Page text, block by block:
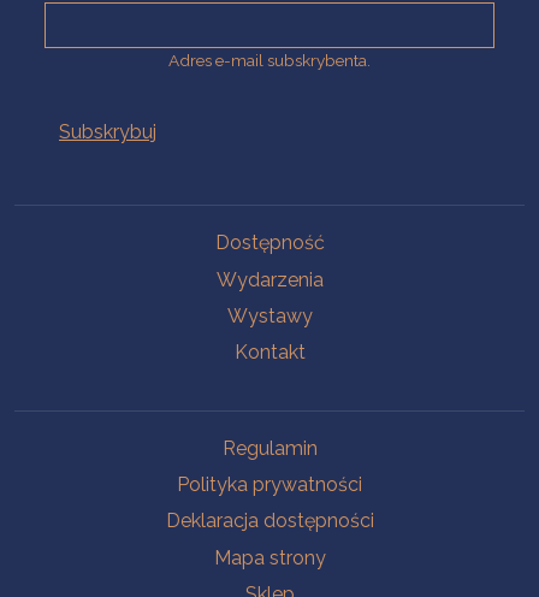
Adres e-mail subskrybenta.
Dostępność
Wydarzenia
Wystawy
Kontakt
Regulamin
Polityka prywatności
Deklaracja dostępności
Mapa strony